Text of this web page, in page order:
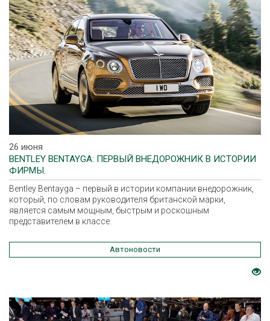
26 июня
BENTLEY BENTAYGA: ПЕРВЫЙ ВНЕДОРОЖНИК В ИСТОРИИ
ФИРМЫ.
Bentley Bentayga – первый в истории компании внедорожник,
который, по словам руководителя британской марки,
является самым мощным, быстрым и роскошным
представителем в классе.
Автоновости